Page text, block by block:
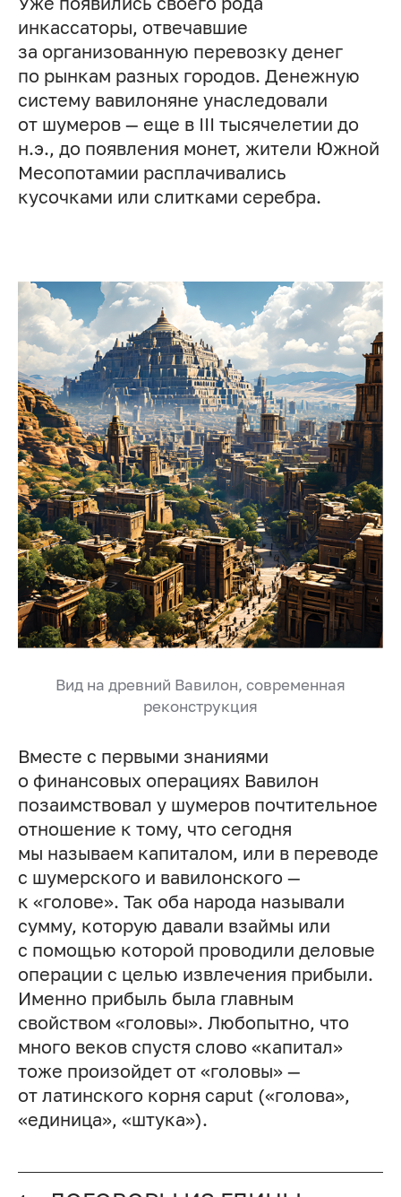
инкассаторы, отвечавшие
за организованную перевозку денег
по рынкам разных городов. Денежную
систему вавилоняне унаследовали
от шумеров — еще в III тысячелетии до
н.э., до появления монет, жители Южной
Месопотамии расплачивались
кусочками или слитками серебра.
Вид на древний Вавилон, современная
реконструкция
Вместе с первыми знаниями
о финансовых операциях Вавилон
позаимствовал у шумеров почтительное
отношение к тому, что сегодня
мы называем капиталом, или в переводе
с шумерского и вавилонского —
к «голове». Так оба народа называли
сумму, которую давали взаймы или
с помощью которой проводили деловые
операции с целью извлечения прибыли.
Именно прибыль была главным
свойством «головы». Любопытно, что
много веков спустя слово «капитал»
тоже произойдет от «головы» —
от латинского корня caput («голова»,
«единица», «штука»).